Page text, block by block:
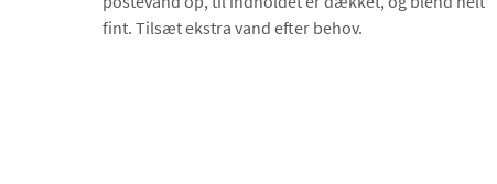
fint. Tilsæt ekstra vand efter behov.